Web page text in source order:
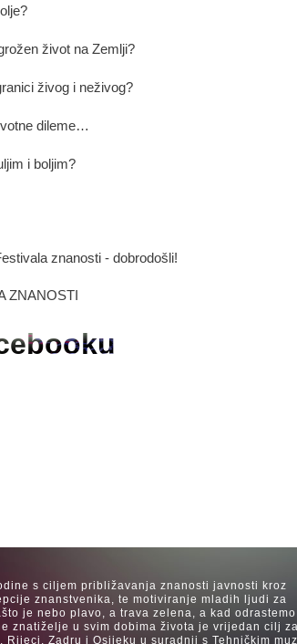
život na Zemlji?
živog i neživog?
dileme…
i boljim?
znanosti - dobrodošli!
ZNANOSTI
s ciljem približavanja znanosti javnosti kroz
znanstvenika, te motiviranje mladih ljudi za
je nebo plavo, a trava zelena, a kad odrastemo
znatiželje u svim dobima života je vrijedan cilj
Zadru i Osijeku u suradnji s Tehničkim